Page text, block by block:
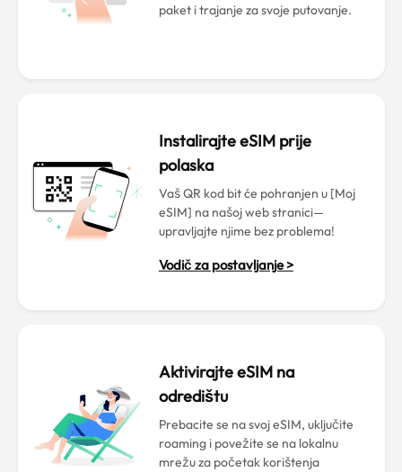
paket i trajanje za svoje putovanje.
Instalirajte eSIM prije
polaska
Vaš QR kod bit će pohranjen u [Moj
eSIM] na našoj web stranici—
upravljajte njime bez problema!
Vodič za postavljanje >
Aktivirajte eSIM na
odredištu
Prebacite se na svoj eSIM, uključite
roaming i povežite se na lokalnu
mrežu za početak korištenja